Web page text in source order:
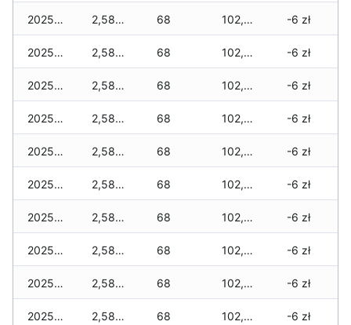
2025-12-26 2,585 zł 68 102,970 zł -6 zł
2025-12-25 2,585 zł 68 102,940 zł -6 zł
2025-12-24 2,585 zł 68 102,940 zł -6 zł
2025-12-23 2,585 zł 68 102,890 zł -6 zł
2025-12-22 2,585 zł 68 102,890 zł -6 zł
2025-12-21 2,585 zł 68 102,890 zł -6 zł
2025-12-20 2,585 zł 68 102,875 zł -6 zł
2025-12-19 2,585 zł 68 102,875 zł -6 zł
2025-12-18 2,585 zł 68 102,845 zł -6 zł
2025-12-17 2,585 zł 68 102,845 zł -6 zł